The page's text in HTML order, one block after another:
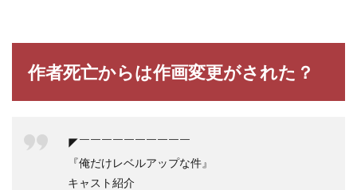
作者死亡からは作画変更がされた？
◤￣￣￣￣￣￣￣￣￣￣
『俺だけレベルアップな件』
キャスト紹介